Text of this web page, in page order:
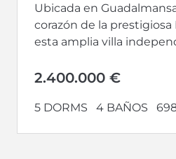
Ubicada en
corazón de la prestigiosa
esta amplia villa
a tan...
2.400.000 €
5 DORMS 4 BAÑOS